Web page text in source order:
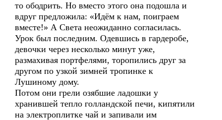
то ободрить. Но вместо этого она подошла и
вдруг предложила: «Идём к нам, поиграем
вместе!» А Света неожиданно согласилась.
Урок был последним. Одевшись в гардеробе,
девочки через несколько минут уже,
размахивая портфелями, торопились друг за
другом по узкой зимней тропинке к
Лушиному дому.
Потом они грели озябшие ладошки у
хранившей тепло голландской печи, кипятили
на электроплитке чай и запивали им